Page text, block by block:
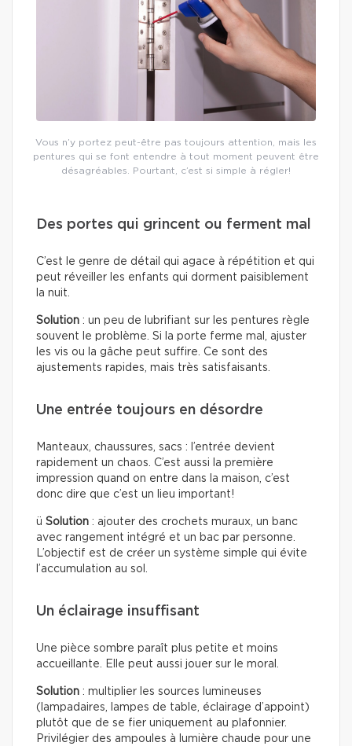
Vous n’y portez peut-être pas toujours attention, mais les
pentures qui se font entendre à tout moment peuvent être
désagréables. Pourtant, c’est si simple à régler!
Des portes qui grincent ou ferment mal
C’est le genre de détail qui agace à répétition et qui
peut réveiller les enfants qui dorment paisiblement
la nuit.
Solution : un peu de lubrifiant sur les pentures règle
souvent le problème. Si la porte ferme mal, ajuster
les vis ou la gâche peut suffire. Ce sont des
ajustements rapides, mais très satisfaisants.
Une entrée toujours en désordre
Manteaux, chaussures, sacs : l’entrée devient
rapidement un chaos. C’est aussi la première
impression quand on entre dans la maison, c’est
donc dire que c’est un lieu important!
ü Solution : ajouter des crochets muraux, un banc
avec rangement intégré et un bac par personne.
L’objectif est de créer un système simple qui évite
l’accumulation au sol.
Un éclairage insuffisant
Une pièce sombre paraît plus petite et moins
accueillante. Elle peut aussi jouer sur le moral.
Solution : multiplier les sources lumineuses
(lampadaires, lampes de table, éclairage d’appoint)
plutôt que de se fier uniquement au plafonnier.
Privilégier des ampoules à lumière chaude pour une